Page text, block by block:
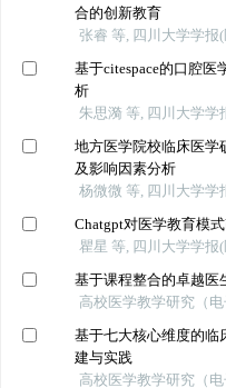
合的创新教育
张睿 等, 四川大学学报
基于citespace的口腔
析
朱思漪 等, 四川大学学
地方医学院校临床医学
及影响因素分析
杨微微 等, 四川大学学
Chatgpt对医学教育模
瞿星 等, 四川大学学报
基于课程整合的卓越医
高校医学教学研究（
基于七大核心维度的临
建与实践
高校医学教学研究（